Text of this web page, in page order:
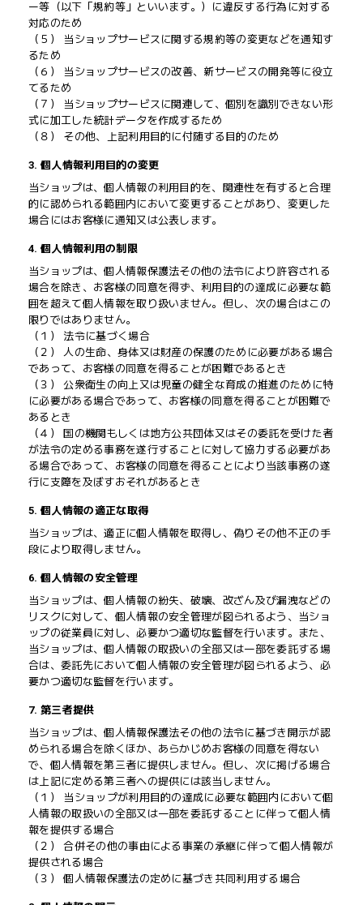
ー等（以下「規約等」といいます。）に違反する行為に対する
対応のため
（５） 当ショップサービスに関する規約等の変更などを通知す
るため
（６） 当ショップサービスの改善、新サービスの開発等に役立
てるため
（７） 当ショップサービスに関連して、個別を識別できない形
式に加工した統計データを作成するため
（８） その他、上記利用目的に付随する目的のため
3. 個人情報利用目的の変更
当ショップは、個人情報の利用目的を、関連性を有すると合理
的に認められる範囲内において変更することがあり、変更した
場合にはお客様に通知又は公表します。
4. 個人情報利用の制限
当ショップは、個人情報保護法その他の法令により許容される
場合を除き、お客様の同意を得ず、利用目的の達成に必要な範
囲を超えて個人情報を取り扱いません。但し、次の場合はこの
限りではありません。
（１） 法令に基づく場合
（２） 人の生命、身体又は財産の保護のために必要がある場合
であって、お客様の同意を得ることが困難であるとき
（３） 公衆衛生の向上又は児童の健全な育成の推進のために特
に必要がある場合であって、お客様の同意を得ることが困難で
あるとき
（４） 国の機関もしくは地方公共団体又はその委託を受けた者
が法令の定める事務を遂行することに対して協力する必要があ
る場合であって、お客様の同意を得ることにより当該事務の遂
行に支障を及ぼすおそれがあるとき
5. 個人情報の適正な取得
当ショップは、適正に個人情報を取得し、偽りその他不正の手
段により取得しません。
6. 個人情報の安全管理
当ショップは、個人情報の紛失、破壊、改ざん及び漏洩などの
リスクに対して、個人情報の安全管理が図られるよう、当ショ
ップの従業員に対し、必要かつ適切な監督を行います。また、
当ショップは、個人情報の取扱いの全部又は一部を委託する場
合は、委託先において個人情報の安全管理が図られるよう、必
要かつ適切な監督を行います。
7. 第三者提供
当ショップは、個人情報保護法その他の法令に基づき開示が認
められる場合を除くほか、あらかじめお客様の同意を得ない
で、個人情報を第三者に提供しません。但し、次に掲げる場合
は上記に定める第三者への提供には該当しません。
（１） 当ショップが利用目的の達成に必要な範囲内において個
人情報の取扱いの全部又は一部を委託することに伴って個人情
報を提供する場合
（２） 合併その他の事由による事業の承継に伴って個人情報が
提供される場合
（３） 個人情報保護法の定めに基づき共同利用する場合